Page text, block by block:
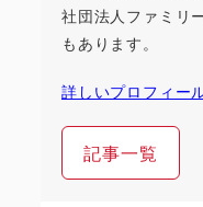
社団法人ファミリ
もあります。
詳しいプロフィー
記事一覧